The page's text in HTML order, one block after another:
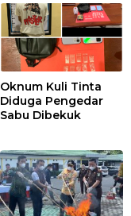
Oknum Kuli Tinta
Diduga Pengedar
Sabu Dibekuk